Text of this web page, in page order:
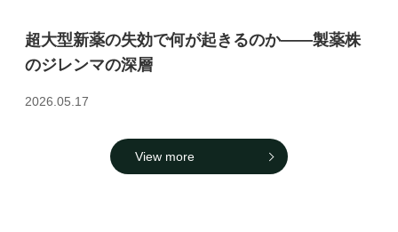
超大型新薬の失効で何が起きるのか――製薬株
のジレンマの深層
2026.05.17
View more